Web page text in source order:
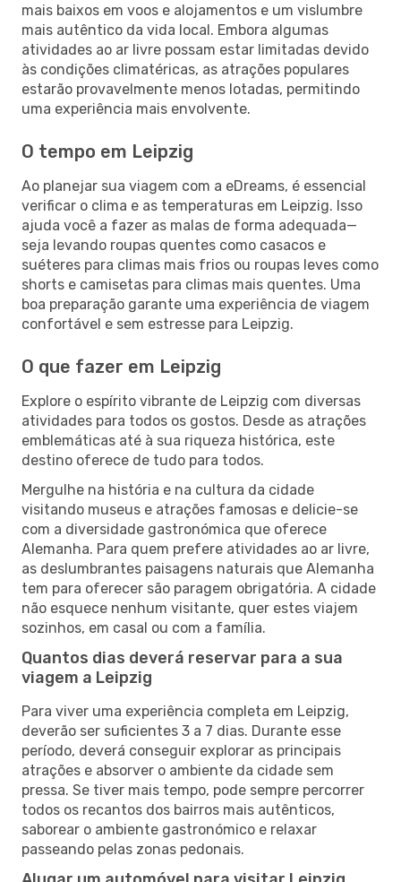
mais baixos em voos e alojamentos e um vislumbre
mais autêntico da vida local. Embora algumas
atividades ao ar livre possam estar limitadas devido
às condições climatéricas, as atrações populares
estarão provavelmente menos lotadas, permitindo
uma experiência mais envolvente.
O tempo em Leipzig
Ao planejar sua viagem com a eDreams, é essencial
verificar o clima e as temperaturas em Leipzig. Isso
ajuda você a fazer as malas de forma adequada—
seja levando roupas quentes como casacos e
suéteres para climas mais frios ou roupas leves como
shorts e camisetas para climas mais quentes. Uma
boa preparação garante uma experiência de viagem
confortável e sem estresse para Leipzig.
O que fazer em Leipzig
Explore o espírito vibrante de Leipzig com diversas
atividades para todos os gostos. Desde as atrações
emblemáticas até à sua riqueza histórica, este
destino oferece de tudo para todos.
Mergulhe na história e na cultura da cidade
visitando museus e atrações famosas e delicie-se
com a diversidade gastronómica que oferece
Alemanha. Para quem prefere atividades ao ar livre,
as deslumbrantes paisagens naturais que Alemanha
tem para oferecer são paragem obrigatória. A cidade
não esquece nenhum visitante, quer estes viajem
sozinhos, em casal ou com a família.
Quantos dias deverá reservar para a sua
viagem a Leipzig
Para viver uma experiência completa em Leipzig,
deverão ser suficientes 3 a 7 dias. Durante esse
período, deverá conseguir explorar as principais
atrações e absorver o ambiente da cidade sem
pressa. Se tiver mais tempo, pode sempre percorrer
todos os recantos dos bairros mais autênticos,
saborear o ambiente gastronómico e relaxar
passeando pelas zonas pedonais.